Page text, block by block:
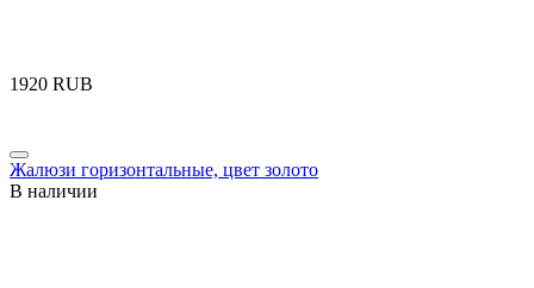
‍1920‍ RUB
Жалюзи горизонтальные, цвет золото
В наличии